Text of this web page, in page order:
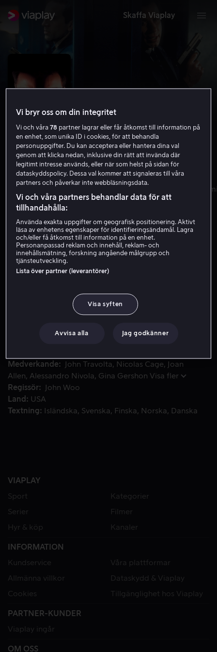
Skaffa Viaplay
Face/Off
2 h 13
15 år
HD
Hyr 49 kr
FBI-agenten Sean Archer har ett mycket viktigt uppdrag.
FBI-agenten Sean Archer har ett mycket viktigt
uppdrag. Han är på jakt efter Castor Troy, en terrorist
Fransisco, medan han gömmer sig någonstans i Los
Medverkande
John Travolta Nicolas Cage
Joan
Allen
Alessandro Nivola Gina Gershon Visa fler
Regissör
John Woo
Land
USA
Textning
Isländska Svenska Finska Norska Danska
VIAPLAY
Sport
Kategorier
Serier
Filmer
Hyr & köp
Kanaler
INFORMATION
Kundservice
Våra plattformar
Allmänna villkor
Dataskydd & Viaplay
Cookies
Tillgänglighet hos Viaplay
PARTNER-KUNDER
Viaplay ingår
OM OSS
Vi bryr oss om din integritet
Vi och våra78 partner lagrar eller får åtkomst till information på
en enhet, som unika ID i cookies, för att behandla
personuppgifter. Du kan acceptera eller hantera dina val
genom att klicka nedan, inklusive din rätt att invända där
legitimt intresse används, eller när som helst på sidan för
dataskyddspolicy. Dessa val kommer att signaleras till våra
partners och påverkar inte webbläsningsdata.
Vi och våra partners behandlar data för att
tillhandahålla:
Använda exakta uppgifter om geografisk positionering. Aktivt
läsa av enhetens egenskaper för identifieringsändamål. Lagra
och/eller få åtkomst till information på en enhet.
Personanpassad reklam och innehåll, reklam- och
innehållsmätning, forskning angående målgrupp och
tjänsteutveckling.
Lista över partner (leverantörer)
Visa syften
Avvisa alla Jag godkänner